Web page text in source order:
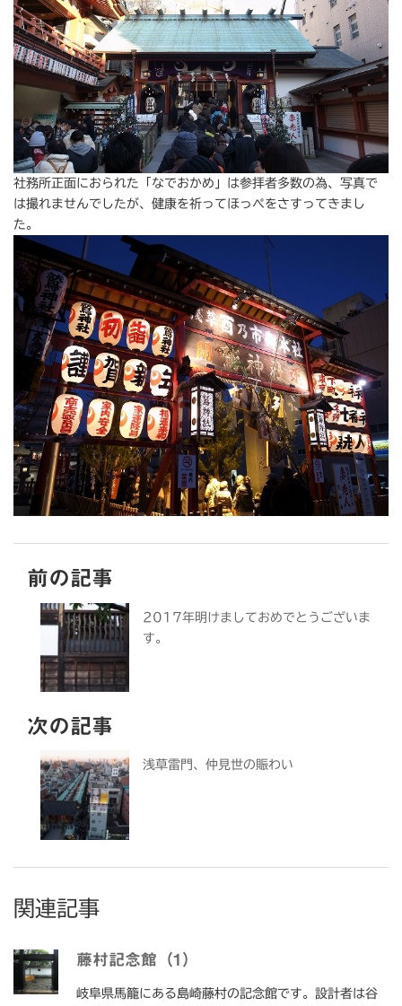
社務所正面におられた「なでおかめ」は参拝者多数の為、写真で
は撮れませんでしたが、健康を祈ってほっぺをさすってきまし
た。
前の記事
2017年明けましておめでとうございま
す。
次の記事
浅草雷門、仲見世の賑わい
関連記事
藤村記念館（1）
岐阜県馬籠にある島崎藤村の記念館です。設計者は谷